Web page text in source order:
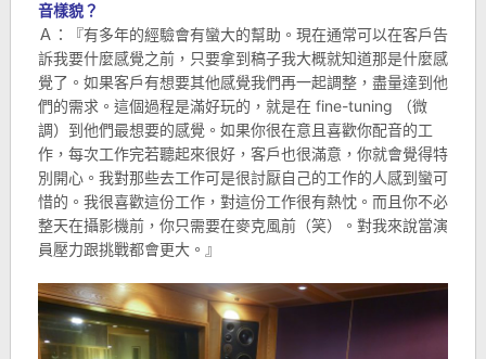
音樣貌？
Ａ：『有多年的經驗會有蠻大的幫助。現在通常可以在客戶告
訴我要什麼感覺之前，只要拿到稿子我大概就知道那是什麼感
覺了。如果客戶有想要其他感覺我們再一起調整，盡量達到他
們的需求。這個過程是滿好玩的，就是在 fine-tuning （微
調）到他們最想要的感覺。如果你很在意且喜歡你配音的工
作，每次工作完若聽起來很好，客戶也很滿意，你就會覺得特
別開心。我對那些去工作可是很討厭自己的工作的人感到蠻可
惜的。我很喜歡這份工作，對這份工作很有熱忱。而且你不必
整天在攝影機前，你只需要在麥克風前（笑）。對我來說當演
員壓力跟挑戰都會更大。』